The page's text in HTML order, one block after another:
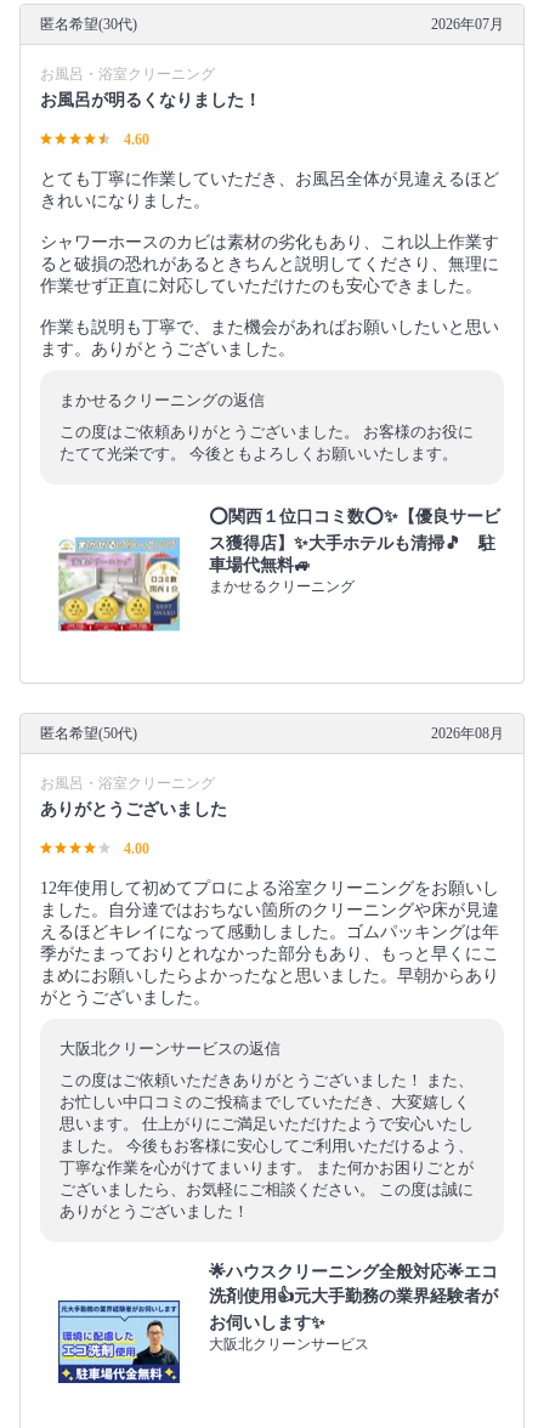
匿名希望(30代) 2026年07月
お風呂・浴室クリーニング
お風呂が明るくなりました！
4.60
とても丁寧に作業していただき、お風呂全体が見違えるほど
きれいになりました。
シャワーホースのカビは素材の劣化もあり、これ以上作業す
ると破損の恐れがあるときちんと説明してくださり、無理に
作業せず正直に対応していただけたのも安心できました。
作業も説明も丁寧で、また機会があればお願いしたいと思い
ます。ありがとうございました。
まかせるクリーニングの返信
この度はご依頼ありがとうございました。 お客様のお役に
たてて光栄です。 今後ともよろしくお願いいたします。
⭕関西１位口コミ数⭕✨【優良サービ
ス獲得店】✨大手ホテルも清掃🎵 駐
車場代無料🚙
まかせるクリーニング
匿名希望(50代) 2026年08月
お風呂・浴室クリーニング
ありがとうございました
4.00
12年使用して初めてプロによる浴室クリーニングをお願いし
ました。自分達ではおちない箇所のクリーニングや床が見違
えるほどキレイになって感動しました。ゴムパッキングは年
季がたまっておりとれなかった部分もあり、もっと早くにこ
まめにお願いしたらよかったなと思いました。早朝からあり
がとうございました。
大阪北クリーンサービスの返信
この度はご依頼いただきありがとうございました！ また、
お忙しい中口コミのご投稿までしていただき、大変嬉しく
思います。 仕上がりにご満足いただけたようで安心いたし
ました。 今後もお客様に安心してご利用いただけるよう、
丁寧な作業を心がけてまいります。 また何かお困りごとが
ございましたら、お気軽にご相談ください。 この度は誠に
ありがとうございました！
🌟ハウスクリーニング全般対応🌟エコ
洗剤使用👍元大手勤務の業界経験者が
お伺いします✨
大阪北クリーンサービス